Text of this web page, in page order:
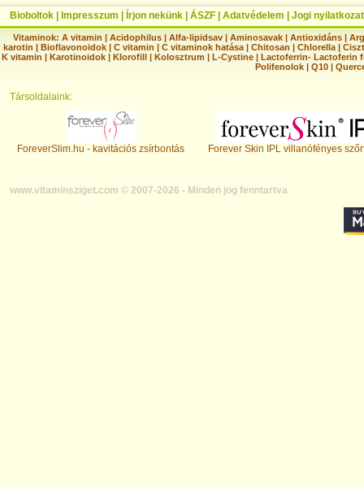
Bioboltok Impresszum Írjon nekünk ÁSZF Adatvédelem Jogi nyilatkozat
Vitaminok: A vitamin |Acidophilus |Alfa-lipidsav |Aminosavak |Antioxidáns |
karotin | Bioflavonoidok | C vitamin | C vitaminok hatása | Chitosan | Chlorella |
K vitamin | Karotinoidok | Klorofill | Kolosztrum | L-Cystine | Lactoferrin- Lactoferin
Polifenolok |Q10 |
Társoldalaink:
ForeverSlim.hu - kavitációs zsírbontás Forever Skin IPL villanófényes
www.vitaminsziget.com © 2007-2026 - Minden jog fenntartva